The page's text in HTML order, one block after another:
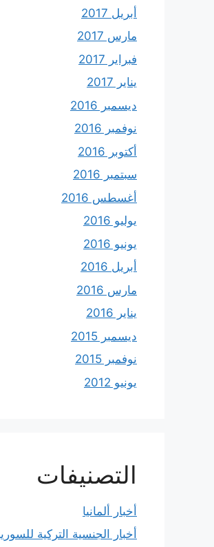
أبريل 2017
مارس 2017
فبراير 2017
يناير 2017
ديسمبر 2016
نوفمبر 2016
أكتوبر 2016
سبتمبر 2016
أغسطس 2016
يوليو 2016
يونيو 2016
أبريل 2016
مارس 2016
يناير 2016
ديسمبر 2015
نوفمبر 2015
يونيو 2012
التصنيفات
أخبار ألمانيا
أخبار الجنسية التركية